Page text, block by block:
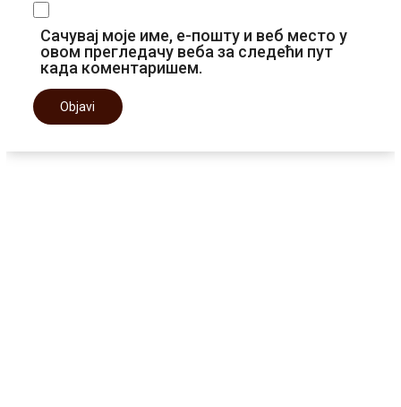
Сачувај моје име, е-пошту и веб место у
овом прегледачу веба за следећи пут
када коментаришем.